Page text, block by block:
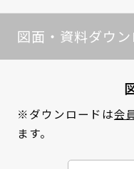
図面・資料ダウン
※ダウンロードは会
ます。